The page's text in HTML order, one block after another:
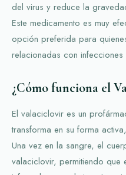
del virus y reduce la
Este medicamento es muy
opción preferida para
relacionadas con infecciones
¿Cómo funciona el
El valaciclovir es un
transforma en su forma
Una vez en la sangre, el
valaciclovir, permitiendo que